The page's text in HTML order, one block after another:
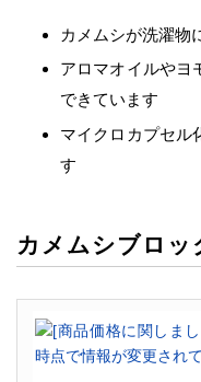
カメムシが洗濯物
アロマオイルやヨ
できています
マイクロカプセル
す
カメムシブロッ